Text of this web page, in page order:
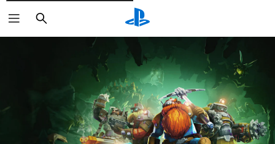
Buscar